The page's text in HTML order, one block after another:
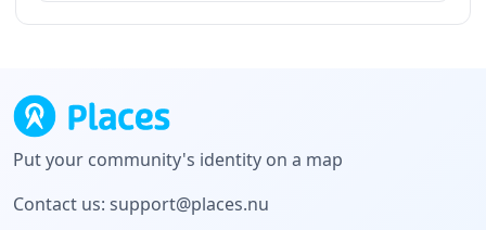
Put your community's identity on a map
Contact us: support@places.nu